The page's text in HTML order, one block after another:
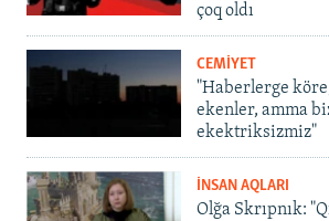
çoq oldı
CEMİYET
"Haberlerge
ekenler, amma
ekektriksizmiz"
İNSAN AQLARI
Olğa Skrıpnık: